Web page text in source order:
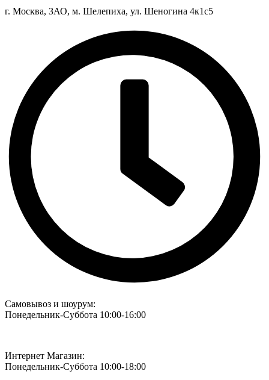
г. Москва, ЗАО, м. Шелепиха, ул. Шеногина 4к1c5
Самовывоз и шоурум:
Понедельник-Суббота 10:00-16:00
Интернет Магазин:
Понедельник-Суббота 10:00-18:00